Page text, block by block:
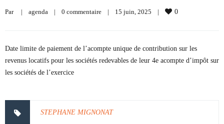
Par | agenda | 0 commentaire | 15 juin, 2025 | 0
Date limite de paiement de l’acompte unique de contribution sur les
revenus locatifs pour les sociétés redevables de leur 4e acompte d’impôt sur
les sociétés de l’exercice
STEPHANE MIGNONAT